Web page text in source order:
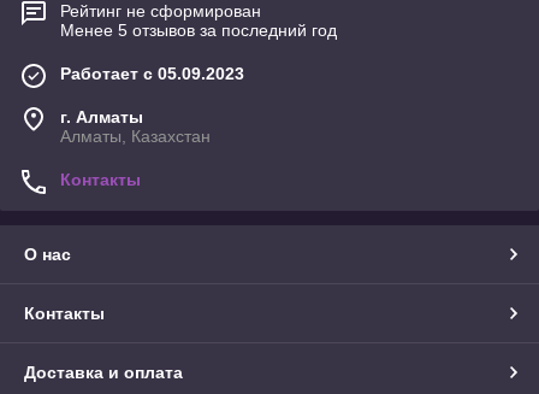
Рейтинг не сформирован
Менее 5 отзывов за последний год
Работает с 05.09.2023
г. Алматы
Алматы, Казахстан
Контакты
О нас
Контакты
Доставка и оплата